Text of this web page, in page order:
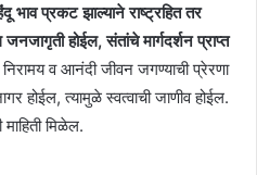
भाव प्रकट झाल्याने राष्ट्रहित तर
जनजागृती होईल, संतांचे मार्गदर्शन प्राप्त
निरामय व आनंदी जीवन जगण्याची प्रेरणा
होईल, त्यामुळे स्वत्वाची जाणीव होईल.
मिळेल.